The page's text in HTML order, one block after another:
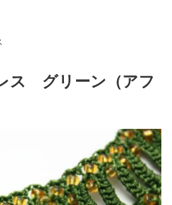
ス グリーン（アフ